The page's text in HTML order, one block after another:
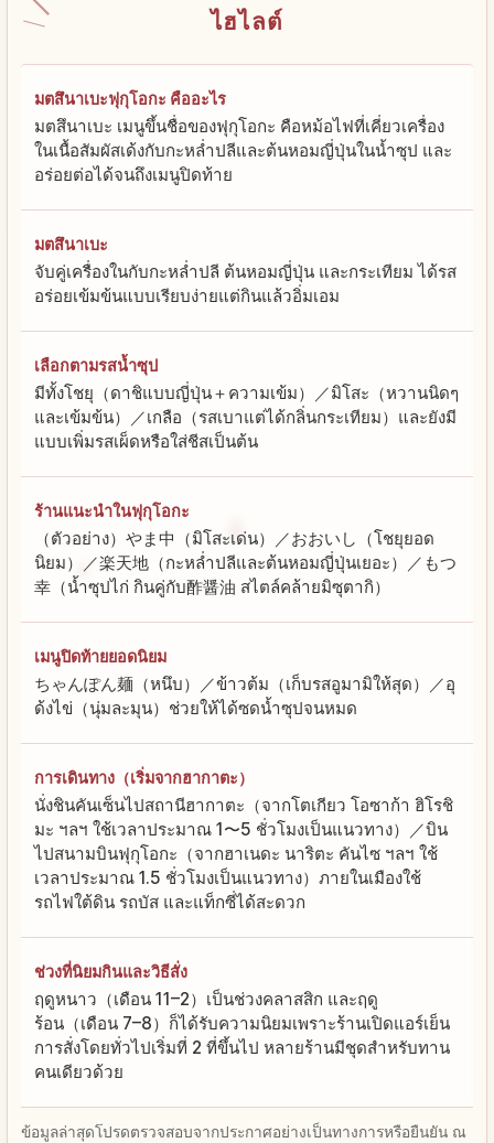
ไฮไลต์
มตสึนาเบะฟุกุโอกะ คืออะไร
มตสึนาเบะ เมนูขึ้นชื่อของฟุกุโอกะ คือหม้อไฟที่เคี่ยวเครื่อง
ในเนื้อสัมผัสเด้งกับกะหล่ำปลีและต้นหอมญี่ปุ่นในน้ำซุป และ
อร่อยต่อได้จนถึงเมนูปิดท้าย
มตสึนาเบะ
จับคู่เครื่องในกับกะหล่ำปลี ต้นหอมญี่ปุ่น และกระเทียม ได้รส
อร่อยเข้มข้นแบบเรียบง่ายแต่กินแล้วอิ่มเอม
เลือกตามรสน้ำซุป
มีทั้งโชยุ（ดาชิแบบญี่ปุ่น＋ความเข้ม）／มิโสะ（หวานนิดๆ
และเข้มข้น）／เกลือ（รสเบาแต่ได้กลิ่นกระเทียม）และยังมี
แบบเพิ่มรสเผ็ดหรือใส่ชีสเป็นต้น
ร้านแนะนำในฟุกุโอกะ
（ตัวอย่าง）やま中（มิโสะเด่น）／おおいし（โชยุยอด
นิยม）／楽天地（กะหล่ำปลีและต้นหอมญี่ปุ่นเยอะ）／もつ
幸（น้ำซุปไก่ กินคู่กับ酢醤油 สไตล์คล้ายมิซุตากิ）
เมนูปิดท้ายยอดนิยม
ちゃんぽん麺（หนึบ）／ข้าวต้ม（เก็บรสอูมามิให้สุด）／อุ
ด้งไข่（นุ่มละมุน）ช่วยให้ได้ซดน้ำซุปจนหมด
การเดินทาง（เริ่มจากฮากาตะ）
นั่งชินคันเซ็นไปสถานีฮากาตะ（จากโตเกียว โอซาก้า ฮิโรชิ
มะ ฯลฯ ใช้เวลาประมาณ 1〜5 ชั่วโมงเป็นแนวทาง）／บิน
ไปสนามบินฟุกุโอกะ（จากฮาเนดะ นาริตะ คันไซ ฯลฯ ใช้
เวลาประมาณ 1.5 ชั่วโมงเป็นแนวทาง）ภายในเมืองใช้
รถไฟใต้ดิน รถบัส และแท็กซี่ได้สะดวก
ช่วงที่นิยมกินและวิธีสั่ง
ฤดูหนาว（เดือน 11–2）เป็นช่วงคลาสสิก และฤดู
ร้อน（เดือน 7–8）ก็ได้รับความนิยมเพราะร้านเปิดแอร์เย็น
การสั่งโดยทั่วไปเริ่มที่ 2 ที่ขึ้นไป หลายร้านมีชุดสำหรับทาน
คนเดียวด้วย
ข้อมูลล่าสุดโปรดตรวจสอบจากประกาศอย่างเป็นทางการหรือยืนยัน ณ